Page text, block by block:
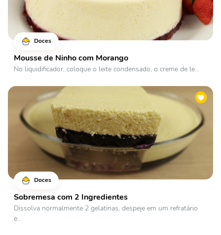
Doces
Mousse de Ninho com Morango
No liquidificador, coloque o leite condensado, o creme de le...
Doces
Sobremesa com 2 Ingredientes
Dissolva normalmente 2 gelatinas, despeje em um refratário
e...